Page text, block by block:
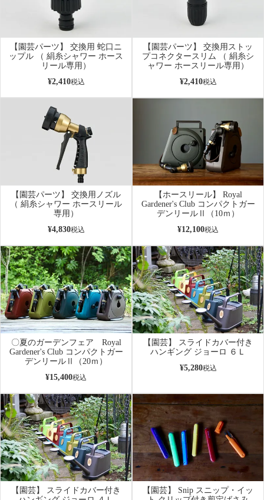
【園芸パーツ】 交換用 蛇口ニ
ップル （ 絹糸シャワー ホース
リール専用）
¥2,410税込
【園芸パーツ】 交換用ストッ
プコネクタースリム （ 絹糸シ
ャワー ホースリール専用）
¥2,410税込
【園芸パーツ】 交換用ノズル
（ 絹糸シャワー ホースリール
専用）
¥4,830税込
【ホースリール】 Royal
Gardener's Club コンパクトガー
デンリールⅡ（10ｍ）
¥12,100税込
〇夏のガーデンフェア Royal
Gardener's Club コンパクトガー
デンリールⅡ（20ｍ）
¥15,400税込
【園芸】 スライドカバー付き
ハンギング ジョーロ ６Ｌ
¥5,280税込
【園芸】 スライドカバー付き
【園芸】 Snip スニップ・イッ